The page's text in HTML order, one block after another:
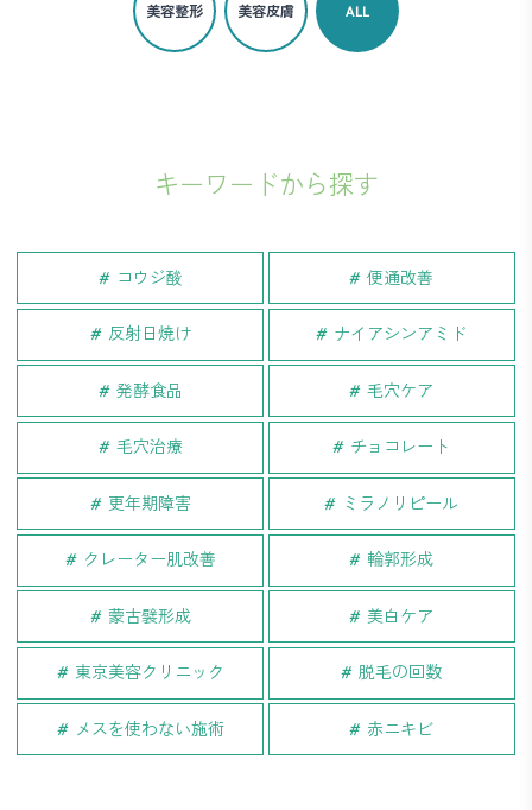
美容整形 美容皮膚 ALL
キーワードから探す
コウジ酸 便通改善
反射日焼け ナイアシンアミド
発酵食品 毛穴ケア
毛穴治療 チョコレート
更年期障害 ミラノリピール
クレーター肌改善 輪郭形成
蒙古襞形成 美白ケア
東京美容クリニック 脱毛の回数
メスを使わない施術 赤ニキビ